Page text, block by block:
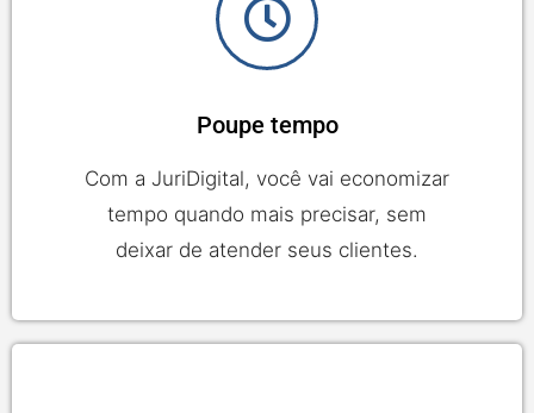
Poupe tempo
Com a JuriDigital, você vai economizar
tempo quando mais precisar, sem
deixar de atender seus clientes.